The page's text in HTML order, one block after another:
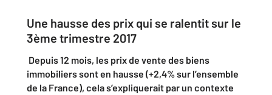
Une hausse des prix qui se ralentit sur le
3ème trimestre 2017
Depuis 12 mois, les prix de vente des biens
immobiliers sont en hausse (+2,4% sur l’ensemble
de la France), cela s’expliquerait par un contexte